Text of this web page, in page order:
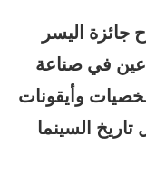
جائزة اليسر
في صناعة
وأيقونات
السينما